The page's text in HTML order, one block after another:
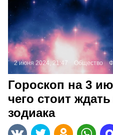
2 июня 2024, 21:47 Общество
Гороскоп на 3
чего стоит
зодиака